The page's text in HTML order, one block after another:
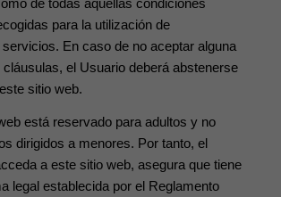
de todas aquellas condiciones
para la utilización de
En caso de no aceptar alguna
el Usuario deberá abstenerse
sitio web.
está reservado para adultos y no
dirigidos a menores. Por tanto, el
a este sitio web, asegura que tiene
legal establecida por el Reglamento